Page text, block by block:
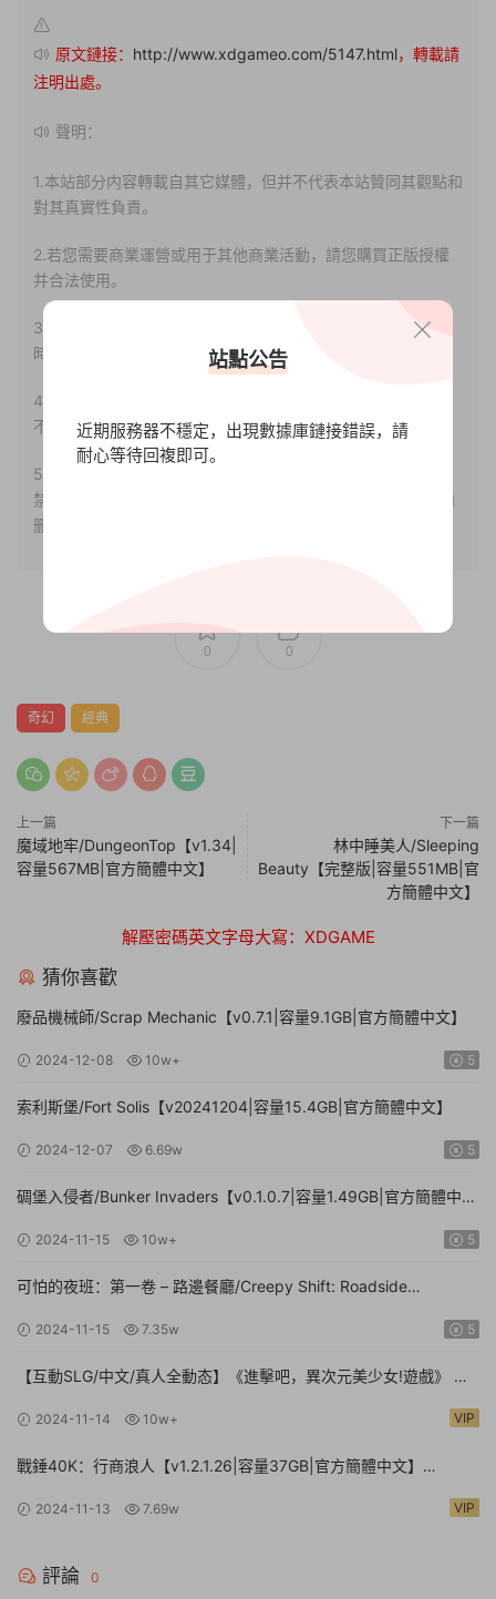
原文鏈接： http://www.xdgameo.com/5147.html，轉載請
注明出處。
聲明：
1.本站部分内容轉載自其它媒體，但并不代表本站贊同其觀點和
對其真實性負責。
2.若您需要商業運營或用于其他商業活動，請您購買正版授權
并合法使用。
3.如果本站有侵犯、不妥之處的資源，請聯系我們。将會第一
時間解決！
4.本站部分内容均由互聯網收集整理，僅供大家參考、學習，
不存在任何商業目的與商業用途。
5.本站提供的所有資源僅供參考學習使用，版權歸原著所有，
禁止下載本站資源參與任何商業和非法行爲，請于24小時之内
删除!
0 0
奇幻 經典
上一篇
魔域地牢/DungeonTop【v1.34|
容量567MB|官方簡體中文】
下一篇
林中睡美人/Sleeping
Beauty【完整版|容量551MB|官
方簡體中文】
解壓密碼英文字母大寫：XDGAME
猜你喜歡
廢品機械師/Scrap Mechanic【v0.7.1|容量9.1GB|官方簡體中文】
2024-12-08 10w+ 5
索利斯堡/Fort Solis【v20241204|容量15.4GB|官方簡體中文】
2024-12-07 6.69w 5
碉堡入侵者/Bunker Invaders【v0.1.0.7|容量1.49GB|官方簡體中
2024-11-15 10w+ 5
可怕的夜班：第一卷 – 路邊餐廳/Creepy Shift: Roadside
2024-11-15 7.35w 5
【互動SLG/中文/真人全動态】《進擊吧，異次元美少女!遊戲》 官
2024-11-14 10w+ VIP
戰錘40K：行商浪人【v1.2.1.26|容量37GB|官方簡體中文】
2024-11-13 7.69w VIP
評論 0
站點公告
近期服務器不穩定，出現數據庫鏈接錯誤，請
耐心等待回複即可。